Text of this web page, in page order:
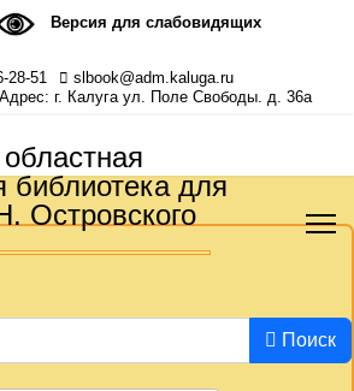
Версия для слабовидящих
28-51
slbook@adm.kaluga.ru
г. Калуга ул. Поле Свободы. д. 36а
Поиск